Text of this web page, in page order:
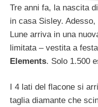
Tre anni fa, la nascita di
in casa Sisley. Adesso,
Lune arriva in una
limitata – vestita a
Elements. Solo 1.500
I 4 lati del flacone si
taglia diamante che